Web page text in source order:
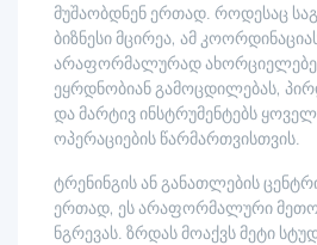
მუშაობდნენ ერთად. როდესაც
ბიზნესი მცირეა, ამ
არაფორმალურად
ეყრდნობიან გამოცდილებას,
და მარტივ ინსტრუმენტებს
ოპერაციების წარმართვისთვის.
ტრენინგის ან განათლების
ერთად, ეს არაფორმალური
ნგრევას. ზრდას მოაქვს მეტი